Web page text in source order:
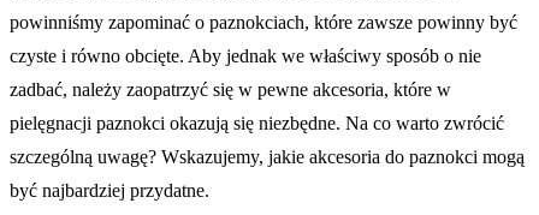
powinniśmy zapominać o paznokciach, które zawsze powinny być
czyste i równo obcięte. Aby jednak we właściwy sposób o nie
zadbać, należy zaopatrzyć się w pewne akcesoria, które w
pielęgnacji paznokci okazują się niezbędne. Na co warto zwrócić
szczególną uwagę? Wskazujemy, jakie akcesoria do paznokci mogą
być najbardziej przydatne.